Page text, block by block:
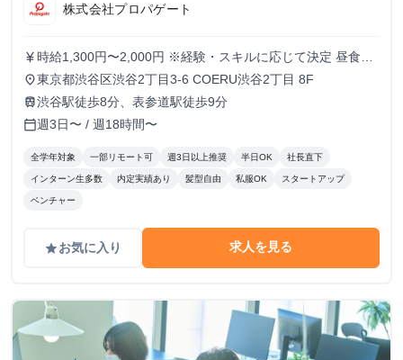
株式会社プロパゲート
currency_yen 時給1,300円〜2,000円 ※経験・スキルに応じて決定 昼食代
別途全額支給
place東京都渋谷区渋谷2丁目3-6 COERU渋谷2丁目 8F
train渋谷駅徒歩8分、表参道駅徒歩9分
calendar_today週3日〜 / 週18時間〜
全学年対象 一部リモート可 週3日以上推奨 半日OK 社長直下
インターン生多数 内定実績あり 髪型自由 私服OK スタートアップ
ベンチャー
gradeお気に入り 求人を見る